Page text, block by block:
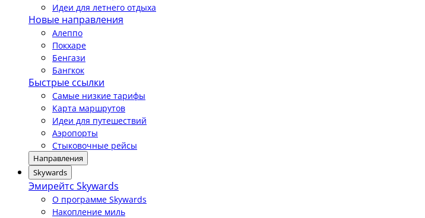
Идеи для летнего отдыха
Новые направления
Алеппо
Покхаре
Бенгази
Бангкок
Быстрые ссылки
Самые низкие тарифы
Карта маршрутов
Идеи для путешествий
Аэропорты
Стыковочные рейсы
Направления
Skywards
Эмирейтс Skywards
О программе Skywards
Накопление миль